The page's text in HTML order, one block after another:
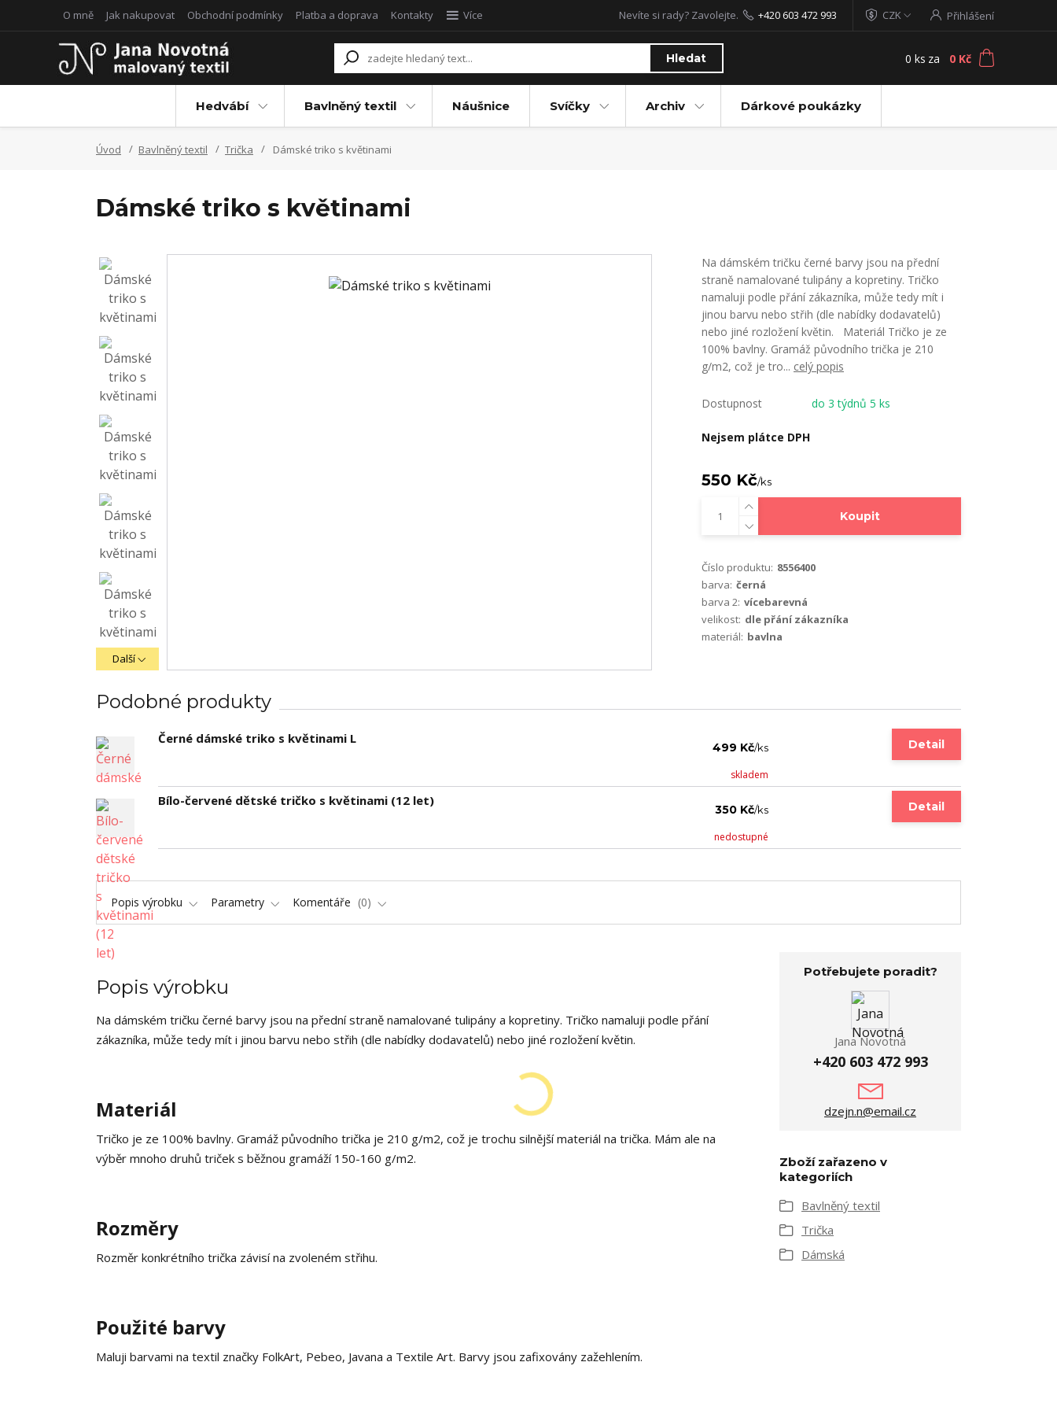
O mně Jak nakupovat Obchodní podmínky Platba a doprava Kontakty Více CZK Přihlášení
Hledat
Nevíte si rady? Zavolejte. +420 603 472 993
0 ks za 0 Kč
Hedvábí Bavlněný textil Náušnice Svíčky Archiv Dárkové poukázky
Úvod Bavlněný textil Trička Dámské triko s květinami
Dámské triko s květinami
Další
Na dámském tričku černé barvy jsou na přední
straně namalované tulipány a kopretiny. Tričko
namaluji podle přání zákazníka, může tedy mít i
jinou barvu nebo střih (dle nabídky dodavatelů)
nebo jiné rozložení květin. Materiál Tričko je ze
100% bavlny. Gramáž původního trička je 210
g/m2, což je tro... celý popis
Dostupnost do 3 týdnů 5 ks
Nejsem plátce DPH
550 Kč/ks
Koupit
Číslo produktu: 8556400
barva: černá
barva 2: vícebarevná
velikost: dle přání zákazníka
materiál: bavlna
Podobné produkty
Černé dámské triko s květinami L
499 Kč/ks
skladem
Detail
Bílo-červené dětské tričko s květinami (12 let)
350 Kč/ks
nedostupné
Detail
Popis výrobku Parametry Komentáře 0
Popis výrobku
Na dámském tričku černé barvy jsou na přední straně namalované tulipány a kopretiny. Tričko namaluji podle přání
zákazníka, může tedy mít i jinou barvu nebo střih (dle nabídky dodavatelů) nebo jiné rozložení květin.
Materiál
Tričko je ze 100% bavlny. Gramáž původního trička je 210 g/m2, což je trochu silnější materiál na trička. Mám ale na
výběr mnoho druhů triček s běžnou gramáží 150-160 g/m2.
Rozměry
Rozměr konkrétního trička závisí na zvoleném střihu.
Použité barvy
Maluji barvami na textil značky FolkArt, Pebeo, Javana a Textile Art. Barvy jsou zafixovány zažehlením.
Potřebujete poradit?
Jana Novotná
+420 603 472 993
dzejn.n@email.cz
Zboží zařazeno v
kategoriích
Bavlněný textil
Trička
Dámská